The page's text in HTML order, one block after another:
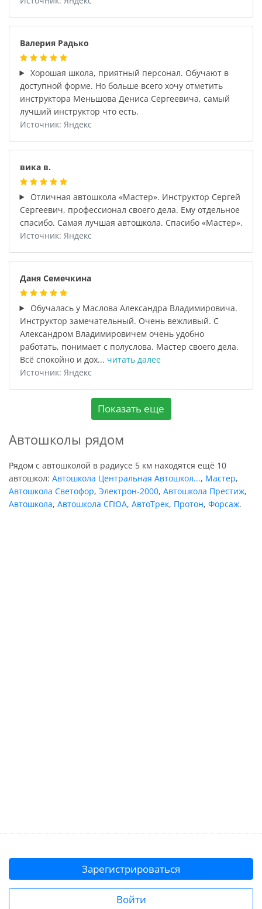
Валерия Радько
Хорошая школа, приятный персонал. Обучают в
доступной форме. Но больше всего хочу отметить
инструктора Меньшова Дениса Сергеевича, самый
лучший инструктор что есть.
Источник: Яндекс
вика в.
Отличная автошкола «Мастер». Инструктор Сергей
Сергеевич, профессионал своего дела. Ему отдельное
спасибо. Самая лучшая автошкола. Спасибо «Мастер».
Источник: Яндекс
Даня Семечкина
Обучалась у Маслова Александра Владимировича.
Инструктор замечательный. Очень вежливый. С
Александром Владимировичем очень удобно
работать, понимает с полуслова. Мастер своего дела.
Всё спокойно и дох... читать далее
Источник: Яндекс
Показать еще
Автошколы рядом
Рядом с автошколой в радиусе 5 км находятся ещё 10
автошкол: Автошкола Центральная Автошкол..., Мастер,
Автошкола Светофор, Электрон-2000, Автошкола Престиж,
Автошкола, Автошкола СГЮА, АвтоТрек, Протон, Форсаж.
Зарегистрироваться
Войти